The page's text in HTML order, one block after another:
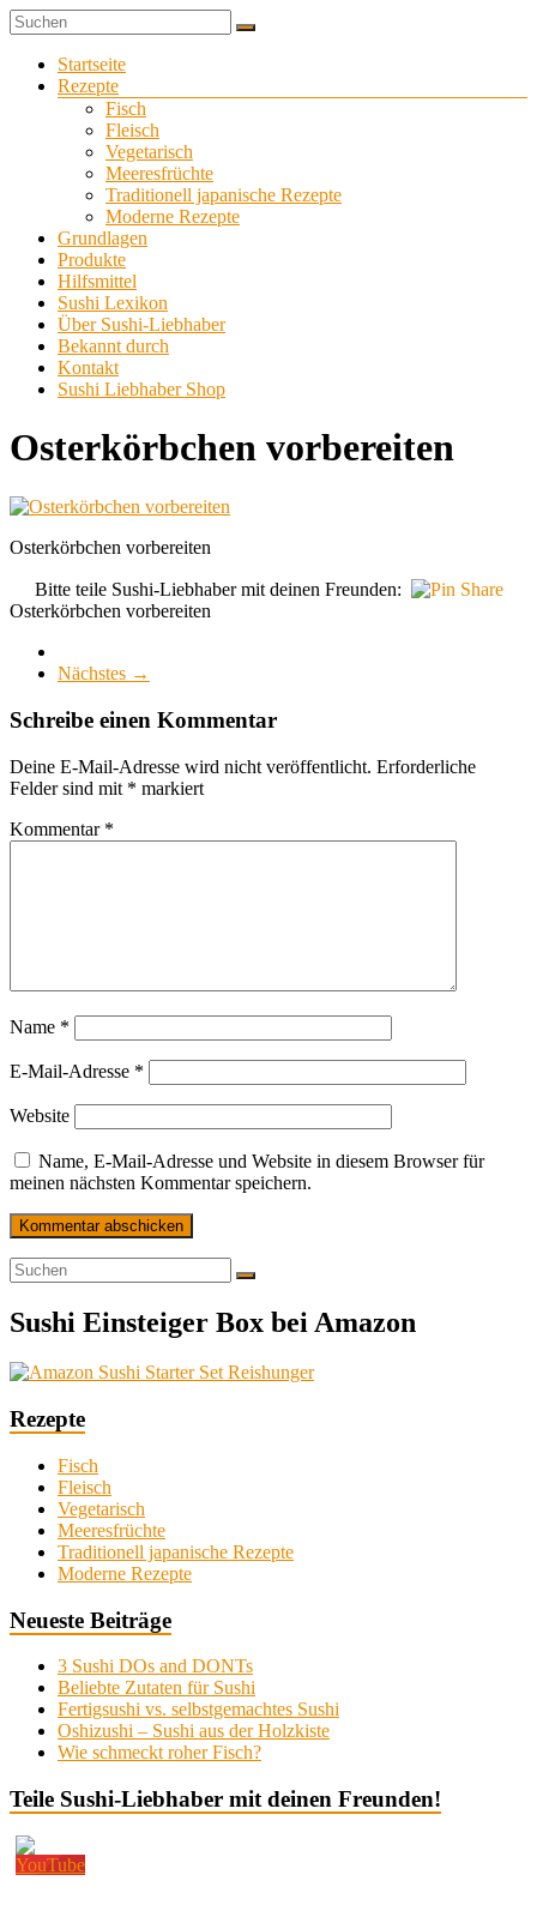
Zum
Inhalt
springen
Sushi-
Liebhaber
Sushi
selber
Menü
Startseite
Rezepte
Fisch
Fleisch
Vegetarisch
Meeresfrüchte
Traditionell japanische Rezepte
Moderne Rezepte
Grundlagen
Produkte
Hilfsmittel
Sushi Lexikon
Über Sushi-Liebhaber
Bekannt durch
Kontakt
Sushi Liebhaber Shop
Osterkörbchen vorbereiten
Osterkörbchen vorbereiten
Bitte teile Sushi-Liebhaber mit deinen Freunden:
Osterkörbchen vorbereiten
Nächstes →
Schreibe einen Kommentar
Deine E-Mail-Adresse wird nicht veröffentlicht. Erforderliche
Felder sind mit * markiert
Kommentar *
Name *
E-Mail-Adresse *
Website
Name, E-Mail-Adresse und Website in diesem Browser für
meinen nächsten Kommentar speichern.
Sushi Einsteiger Box bei Amazon
Rezepte
Fisch
Fleisch
Vegetarisch
Meeresfrüchte
Traditionell japanische Rezepte
Moderne Rezepte
Neueste Beiträge
3 Sushi DOs and DONTs
Beliebte Zutaten für Sushi
Fertigsushi vs. selbstgemachtes Sushi
Oshizushi – Sushi aus der Holzkiste
Wie schmeckt roher Fisch?
Teile Sushi-Liebhaber mit deinen Freunden!